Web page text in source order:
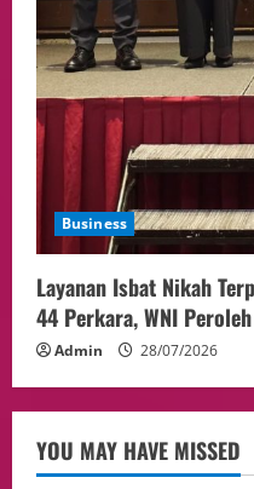
Business
Layanan Isbat Nikah
44 Perkara, WNI
Admin 28/07/2026
YOU MAY HAVE MISSED